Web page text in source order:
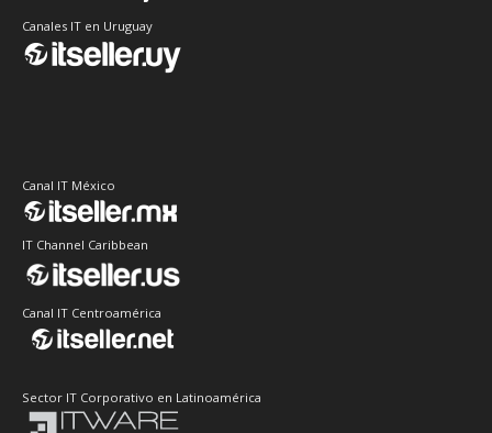
Canales IT en Uruguay
Canal IT México
IT Channel Caribbean
Canal IT Centroamérica
Sector IT Corporativo en Latinoamérica